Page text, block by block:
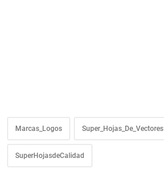
Marcas_Logos Super_Hojas_De_Vectores
SuperHojasdeCalidad